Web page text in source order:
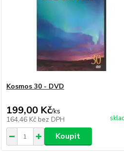
Kosmos 30 - DVD
199,00 Kč/ks
164,46 Kč bez DPH
Koupit